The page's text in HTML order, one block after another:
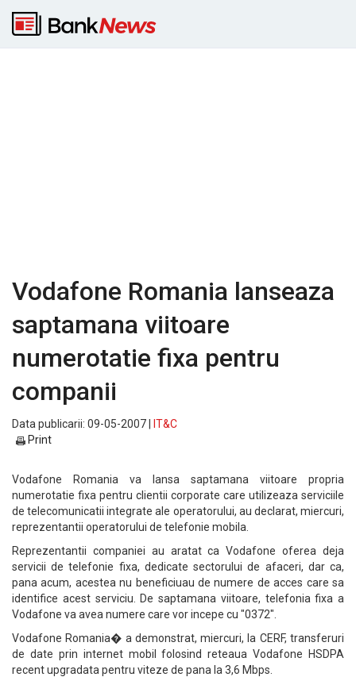
Vodafone Romania lanseaza
saptamana viitoare
numerotatie fixa pentru
companii
Data publicarii: 09-05-2007 |
IT&C
Print
Vodafone Romania va lansa saptamana viitoare propria
numerotatie fixa pentru clientii corporate care utilizeaza serviciile
de telecomunicatii integrate ale operatorului, au declarat, miercuri,
reprezentantii operatorului de telefonie mobila.
Reprezentantii companiei au aratat ca Vodafone oferea deja
servicii de telefonie fixa, dedicate sectorului de afaceri, dar ca,
pana acum, acestea nu beneficiuau de numere de acces care sa
identifice acest serviciu. De saptamana viitoare, telefonia fixa a
Vodafone va avea numere care vor incepe cu "0372".
Vodafone Romania� a demonstrat, miercuri, la CERF, transferuri
de date prin internet mobil folosind reteaua Vodafone HSDPA
recent upgradata pentru viteze de pana la 3,6 Mbps.